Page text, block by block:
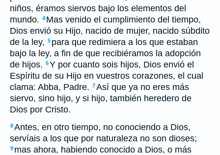
niños, éramos siervos bajo los elementos del
mundo. 4 Mas venido el cumplimiento del tiempo,
Dios envió su Hijo, nacido de mujer, nacido súbdito
de la ley, 5 para que redimiera a los que estaban
bajo la ley, a fin de que recibiéramos la adopción
de hijos. 6Y por cuanto sois hijos, Dios envió el
Espíritu de su Hijo en vuestros corazones, el cual
clama: Abba, Padre. 7Así que ya no eres más
siervo, sino hijo, y si hijo, también heredero de
Dios por Cristo.
8Antes, en otro tiempo, no conociendo a Dios,
servíais a los que por naturaleza no son dioses;
9 mas ahora, habiendo conocido a Dios, o más